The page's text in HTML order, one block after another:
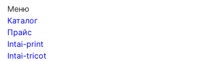
Меню
Каталог
Прайс
Intai-print
Intai-tricot